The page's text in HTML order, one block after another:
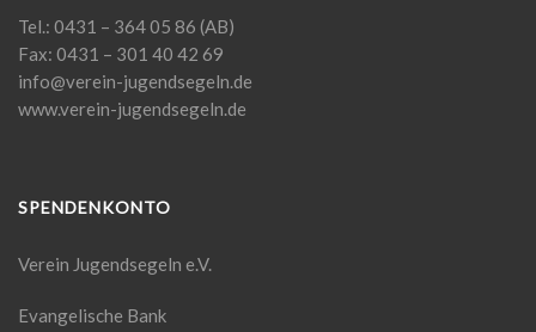
Tel.: 0431 – 364 05 86 (AB)
Fax: 0431 – 301 40 42 69
info@verein-jugendsegeln.de
www.verein-jugendsegeln.de
SPENDENKONTO
Verein Jugendsegeln e.V.
Evangelische Bank